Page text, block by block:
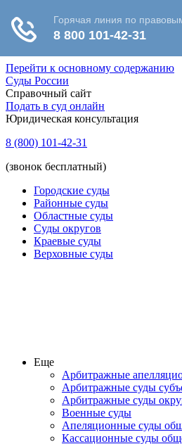
Перейти к основному содержанию
Суды России
Справочный сайт
Подать в суд онлайн
Юридическая консультация
8 (800) 101-42-31
(звонок бесплатный)
Городские суды
Районные суды
Областные суды
Суды округов
Краевые суды
Верховные суды
Еще
Арбитражные
Арбитражные суды
Арбитражные суды
Военные суды
Апеляционные суды
Кассационные суды